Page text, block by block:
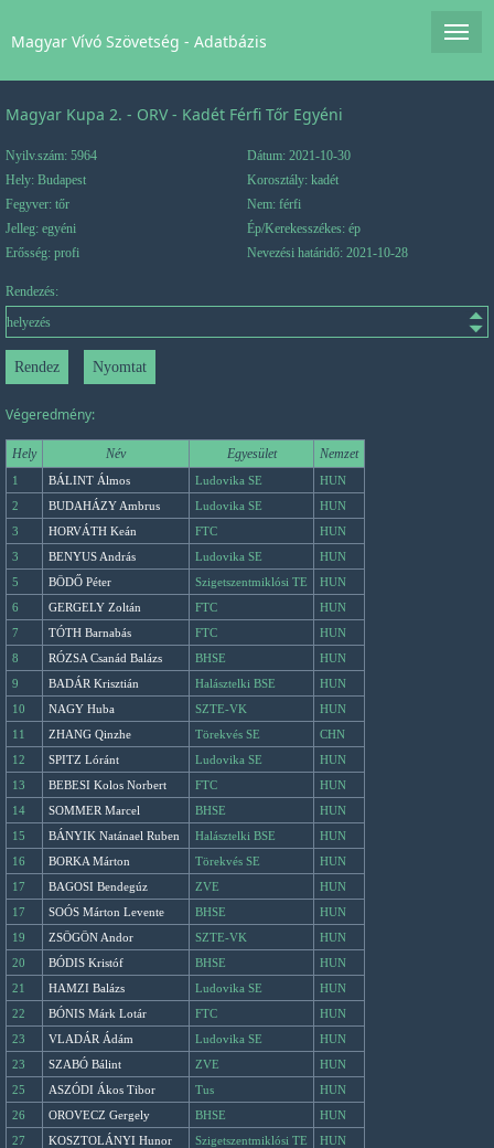
Magyar Vívó Szövetség - Adatbázis
Magyar Kupa 2. - ORV - Kadét Férfi Tőr Egyéni
Nyilv.szám: 5964
Dátum: 2021-10-30
Hely: Budapest
Korosztály: kadét
Fegyver: tőr
Nem: férfi
Jelleg: egyéni
Ép/Kerekesszékes: ép
Erősség: profi
Nevezési határidő: 2021-10-28
Rendezés:
Végeredmény:
Hely Név Egyesület Nemzet
1 BÁLINT Álmos Ludovika SE
HUN
2
BUDAHÁZY Ambrus Ludovika SE
HUN
3
HORVÁTH Keán FTC
HUN
3
BENYUS András Ludovika SE
HUN
5
BÖDŐ Péter Szigetszentmiklósi TE
HUN
6
GERGELY Zoltán FTC
HUN
7
TÓTH Barnabás FTC
HUN
8
RÓZSA Csanád Balázs BHSE
HUN
9
BADÁR Krisztián Halásztelki BSE
HUN
10
NAGY Huba SZTE-VK
HUN
11
ZHANG Qinzhe Törekvés SE
CHN
12
SPITZ Lóránt Ludovika SE
HUN
13
BEBESI Kolos Norbert FTC
HUN
14
SOMMER Marcel BHSE
HUN
15
BÁNYIK Natánael Ruben Halásztelki BSE
HUN
16
BORKA Márton Törekvés SE
HUN
17
BAGOSI Bendegúz ZVE
HUN
17
SOÓS Márton Levente BHSE
HUN
19
ZSÖGÖN Andor SZTE-VK
HUN
20
BÓDIS Kristóf BHSE
HUN
21
HAMZI Balázs Ludovika SE
HUN
22
BÓNIS Márk Lotár FTC
HUN
23
VLADÁR Ádám Ludovika SE
HUN
23
SZABÓ Bálint ZVE
HUN
25
ASZÓDI Ákos Tibor Tus
HUN
26
OROVECZ Gergely BHSE
HUN
27
KOSZTOLÁNYI Hunor Szigetszentmiklósi TE
HUN